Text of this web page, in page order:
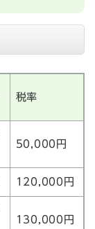
税率
50,000円
120,000円
130,000円